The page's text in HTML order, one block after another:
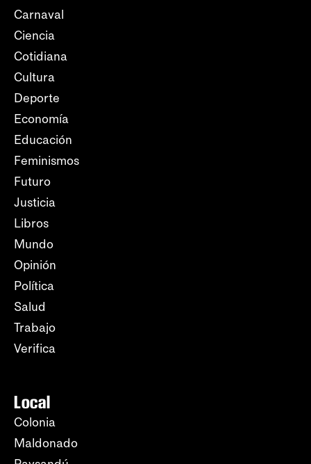
Carnaval
Ciencia
Cotidiana
Cultura
Deporte
Economía
Educación
Feminismos
Futuro
Justicia
Libros
Mundo
Opinión
Política
Salud
Trabajo
Verifica
Local
Colonia
Maldonado